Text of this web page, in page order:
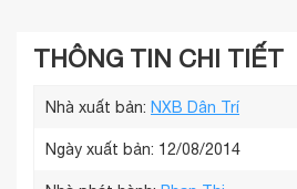
THÔNG TIN CHI TIẾT
Nhà xuất bản: NXB Dân Trí
Ngày xuất bản: 12/08/2014